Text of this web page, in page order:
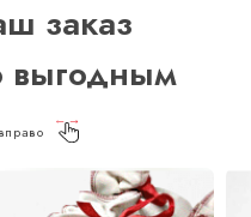
заказ
выгодным